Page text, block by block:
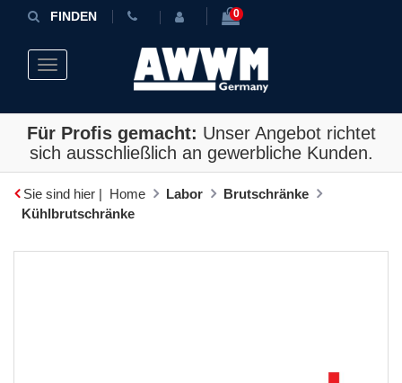
FINDEN 0
Toggle navigation
Für Profis gemacht: Unser Angebot richtet
sich ausschließlich an gewerbliche Kunden.
Sie sind hier | Home Labor
Brutschränke
Kühlbrutschränke